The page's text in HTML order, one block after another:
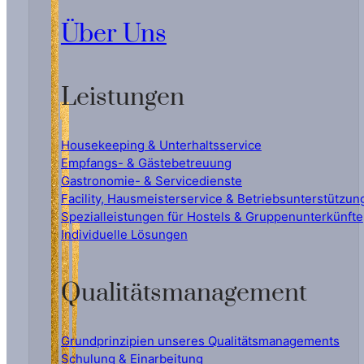
Über Uns
Leistungen
Housekeeping & Unterhaltsservice
Empfangs- & Gästebetreuung
Gastronomie- & Servicedienste
Facility, Hausmeisterservice &
Spezialleistungen für Hostels & Gruppenunterkünfte
Individuelle Lösungen
Qualitätsmanagement
Grundprinzipien unseres Qualitätsmanagements
Schulung & Einarbeitung